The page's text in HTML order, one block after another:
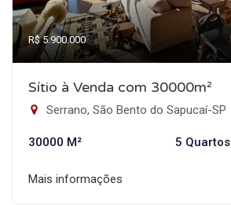
R$ 5.900.000
Sítio à Venda com 30000m²
Serrano, São Bento do Sapucaí-SP
30000 M² 5 Quartos
Mais informações